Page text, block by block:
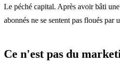
Le péché capital. Après avoir bâti
abonnés ne se sentent pas floués
Ce n'est pas du